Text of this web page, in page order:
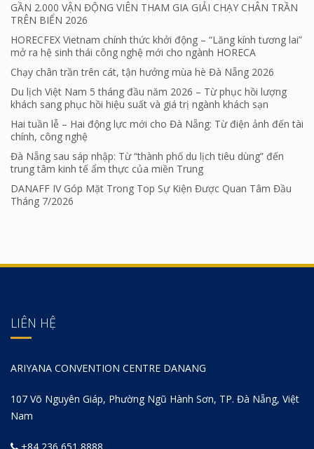
GẦN 2.000 VẬN ĐỘNG VIÊN THAM GIA GIẢI CHẠY CHÂN TRẦN
TRÊN BIỂN 2026
HORECFEX Vietnam chính thức khởi động – “Lăng kính tương lai”
mở ra hệ sinh thái công nghệ mới cho ngành HORECA
Chạy chân trần trên cát, tận hưởng mùa hè Đà Nẵng 2026
Du lịch Việt Nam 5 tháng đầu năm 2026 – Từ phục hồi lượng
khách sang phục hồi hiệu suất và giá trị ngành khách sạn
Hai tuần lễ – Hai động lực mới cho Đà Nẵng: Từ điện ảnh đến tài
chính, công nghệ
Đà Nẵng sau sáp nhập: Từ “thành phố du lịch tiêu dùng” đến
trung tâm kinh tế ẩm thực của miền Trung
DANAFF IV Góp Mặt Trong Top Sự Kiện Được Quan Tâm Đầu
Tháng 7/2026
LIÊN HỆ
ARIYANA CONVENTION CENTRE DANANG
107 Võ Nguyên Giáp, Phường Ngũ Hành Sơn, TP. Đà Nẵng, Việt
Nam